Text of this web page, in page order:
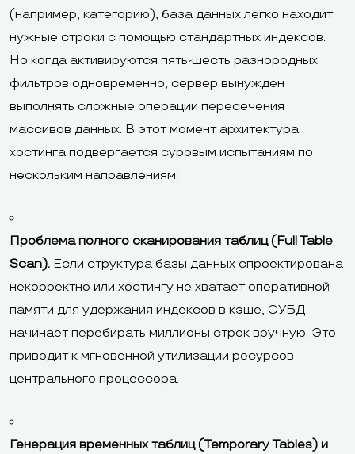
(например, категорию), база данных легко находит
нужные строки с помощью стандартных индексов.
Но когда активируются пять-шесть разнородных
фильтров одновременно, сервер вынужден
выполнять сложные операции пересечения
массивов данных. В этот момент архитектура
хостинга подвергается суровым испытаниям по
нескольким направлениям:
Проблема полного сканирования таблиц (Full Table
Scan). Если структура базы данных спроектирована
некорректно или хостингу не хватает оперативной
памяти для удержания индексов в кэше, СУБД
начинает перебирать миллионы строк вручную. Это
приводит к мгновенной утилизации ресурсов
центрального процессора.
Генерация временных таблиц (Temporary Tables) и